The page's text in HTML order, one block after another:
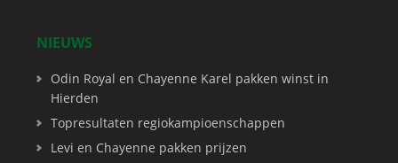
NIEUWS
Odin Royal en Chayenne Karel pakken winst in
Hierden
Topresultaten regiokampioenschappen
Levi en Chayenne pakken prijzen